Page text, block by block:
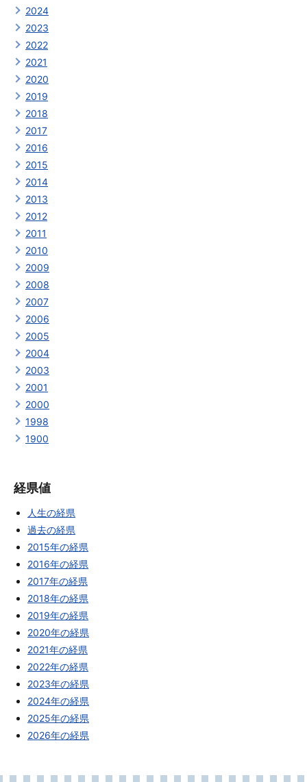
2024
2023
2022
2021
2020
2019
2018
2017
2016
2015
2014
2013
2012
2011
2010
2009
2008
2007
2006
2005
2004
2003
2001
2000
1998
1900
経県値
人生の経県
過去の経県
2015年の経県
2016年の経県
2017年の経県
2018年の経県
2019年の経県
2020年の経県
2021年の経県
2022年の経県
2023年の経県
2024年の経県
2025年の経県
2026年の経県